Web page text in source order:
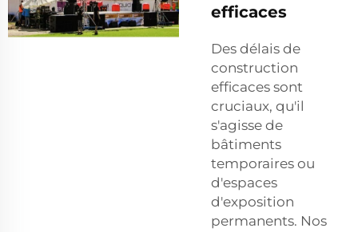
efficaces
Des délais de
construction
efficaces sont
cruciaux, qu'il
s'agisse de
bâtiments
temporaires ou
d'espaces
d'exposition
permanents. Nos